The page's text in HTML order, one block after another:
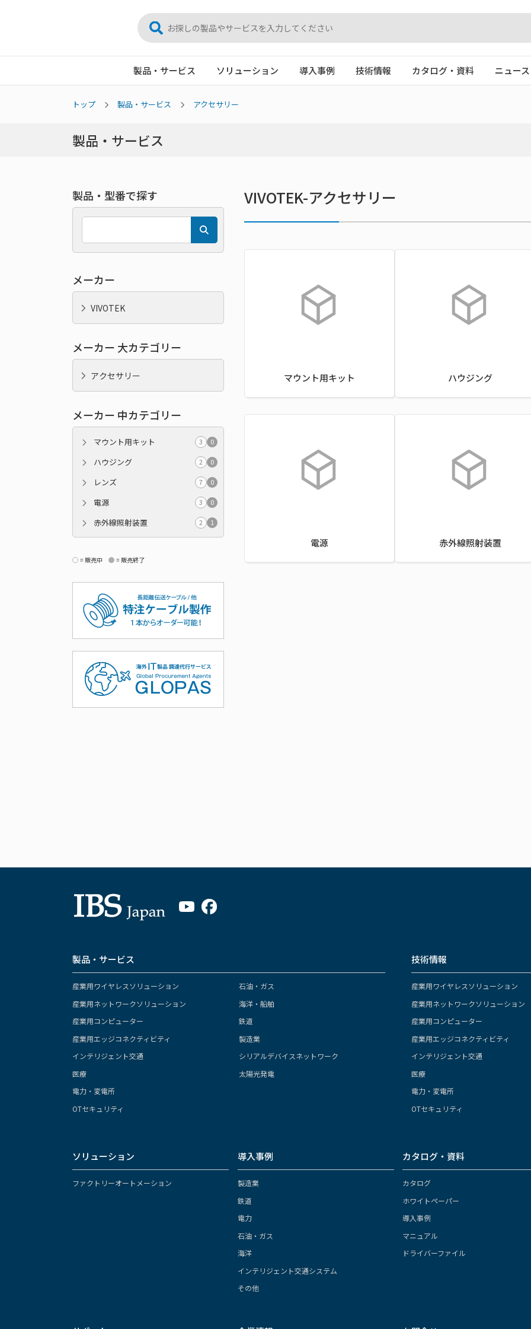
製品・サービス ソリューション 導入事例 技術情報 カタログ・資料 ニュース
トップ 製品・サービス アクセサリー
製品・サービス
VIVOTEK-アクセサリー
マウント用キット ハウジング
電源 赤外線照射装置
製品・型番で探す
メーカー
VIVOTEK
メーカー 大カテゴリー
アクセサリー
メーカー 中カテゴリー
マウント用キット 3 0
ハウジング 2 0
レンズ 7 0
電源 3 0
赤外線照射装置 2 1
= 販売中 = 販売終了
製品・サービス
産業用ワイヤレスソリューション
産業用ネットワークソリューション
産業用コンピューター
産業用エッジコネクティビティ
インテリジェント交通
医療
電力・変電所
OTセキュリティ
石油・ガス
海洋・船舶
鉄道
製造業
シリアルデバイスネットワーク
太陽光発電
技術情報
産業用ワイヤレスソリューション
産業用ネットワークソリューション
産業用コンピューター
産業用エッジコネクティビティ
インテリジェント交通
医療
電力・変電所
OTセキュリティ
ソリューション
ファクトリーオートメーション
導入事例
製造業
鉄道
電力
石油・ガス
海洋
インテリジェント交通システム
その他
カタログ・資料
カタログ
ホワイトペーパー
導入事例
マニュアル
ドライバーファイル